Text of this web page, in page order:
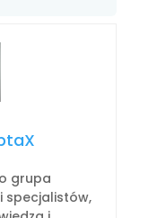
grupa
specjalistów,